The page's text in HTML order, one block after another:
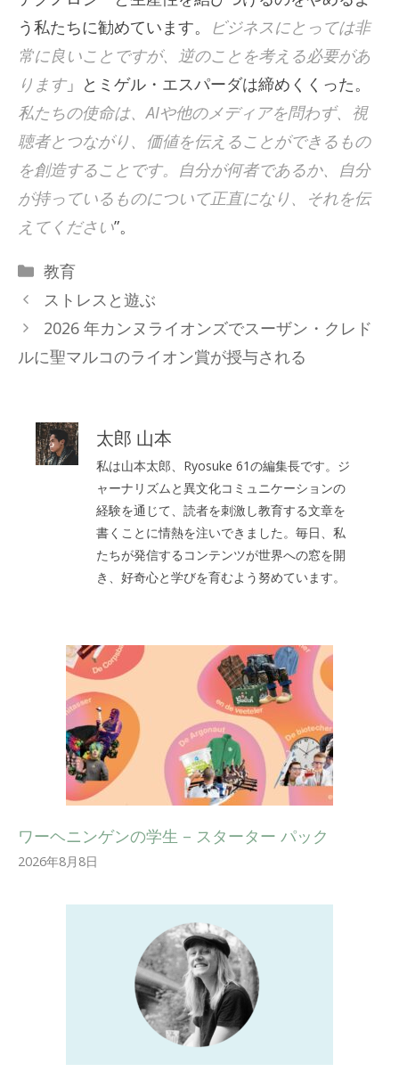
う私たちに勧めています。
ビジネスにとっては非
常に良いことですが、逆のことを考える必要があ
ります」とミゲル・エスパーダは締めくくった。
私たちの使命は、AIや他のメディアを問わず、視
聴者とつながり、価値を伝えることができるもの
を創造することです。自分が何者であるか、自分
が持っているものについて正直になり、それを伝
えてください”。
カ
テ
リ
ー
教育
ストレスと遊ぶ
2026 年カンヌライオンズでスーザン・クレド
ルに聖マルコのライオン賞が授与される
太郎 山本
私は山本太郎、Ryosuke 61の編集長です。ジ
ャーナリズムと異文化コミュニケーションの
経験を通じて、読者を刺激し教育する文章を
書くことに情熱を注いできました。毎日、私
たちが発信するコンテンツが世界への窓を開
き、好奇心と学びを育むよう努めています。
ワーヘニンゲンの学生 – スターター パック
2026年8月8日